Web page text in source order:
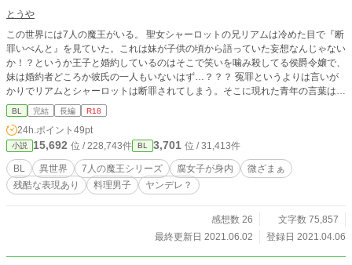
とうや
この世界には7人の魔王がいる。 聖女シャーロットの兄リアムは冷めた目で『断
罪いべんと』を見ていた。これは妹が子供の頃から語っていた妄想なんじゃない
か！？というか王子と婚約しているのはそこで笑いを噛み殺してる侯爵令嬢で、
妹は婚約者どころか彼氏の一人もいないはず…？？？ 冤罪というよりは言いが
かりでリアムとシャーロットは断罪されてしまう。そこに現れた青年の言葉は
「要らないなら、くれないか？」というもので……。 画して、リアムの楽しい
魔王領生活(スローライフ)が始まった。 穏やかな海の魔王×元平民聖女の兄。 7
人の魔王シリーズ『嫉妬のレヴィアタン編』開幕です。 *************************
******************* ATTENTION *********************************
*********** ＊独自設定があります。随時更新の【人物紹介とネタバレ含む裏設
定】を参考にしてください。 ＊人道に反する残酷な表現があります。前作でわ
かるように、これは『神々が統治した世界が滅びる物語』です。善人悪人関係な
は返せませんが、ありがたく拝読してから認証しています。感想に感銘を受けて
最終話以降のオマケ話を書くかも知れません(*´ω｀*) ＊ストックがあれば毎日お
BL 完結 長編 R18
24h.ポイント 49pt
小説 15,692 位 / 228,743件 BL 3,701 位 / 31,413件
BL 異世界 7人の魔王シリーズ 腐女子が身内
微ざまぁ
残酷な表現あり
料理男子 ヤンデレ？
感想数 26
文字数 75,857
最終更新日 2021.06.02
登録日 2021.04.06